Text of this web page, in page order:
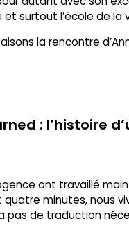
surtout l’école de la
la rencontre
: l’histoire
ont travaillé
minutes, nous
pas de traduction